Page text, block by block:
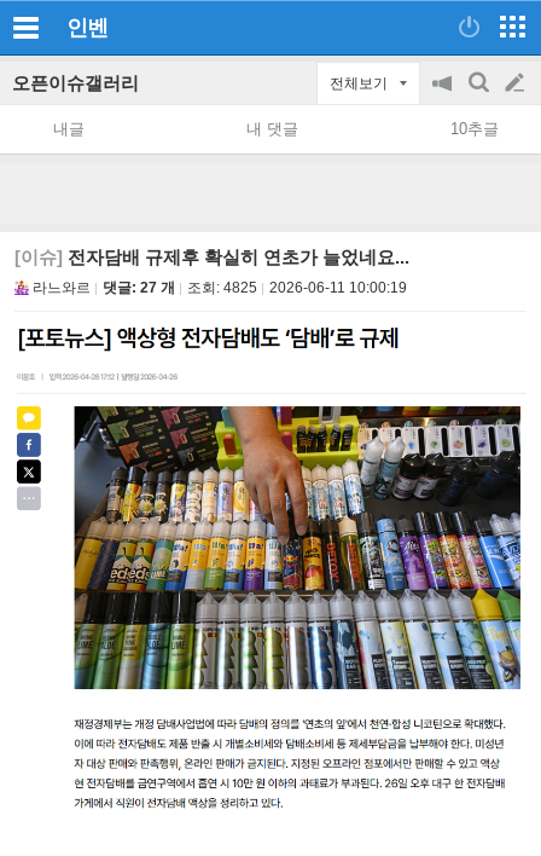
인벤
오픈이슈갤러리 전체보기
공
지
on/off
검
색
글
쓰
내글 내 댓글 10추글
[이슈] 전자담배 규제후 확실히 연초가 늘었네요...
라느와르 댓글: 27 개 조회: 4825 2026-06-11 10:00:19